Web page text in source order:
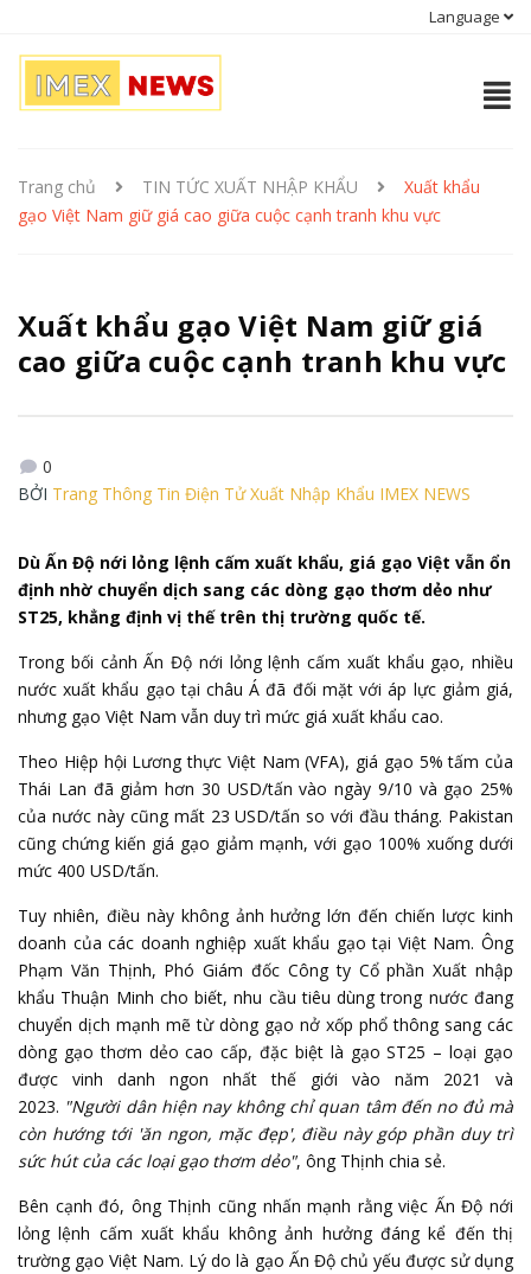
Language
Trang chủ TIN TỨC XUẤT NHẬP KHẨU
Xuất khẩu
gạo Việt Nam giữ giá cao giữa cuộc cạnh tranh khu vực
Xuất khẩu gạo Việt Nam giữ giá
cao giữa cuộc cạnh tranh khu vực
0
BỞI Trang Thông Tin Điện Tử Xuất Nhập Khẩu IMEX NEWS
Dù Ấn Độ nới lỏng lệnh cấm xuất khẩu, giá gạo Việt vẫn ổn
định nhờ chuyển dịch sang các dòng gạo thơm dẻo như
ST25, khẳng định vị thế trên thị trường quốc tế.
Trong bối cảnh Ấn Độ nới lỏng lệnh cấm xuất khẩu gạo, nhiều
nước xuất khẩu gạo tại châu Á đã đối mặt với áp lực giảm giá,
nhưng gạo Việt Nam vẫn duy trì mức giá xuất khẩu cao.
Theo Hiệp hội Lương thực Việt Nam (VFA), giá gạo 5% tấm của
Thái Lan đã giảm hơn 30 USD/tấn vào ngày 9/10 và gạo 25%
của nước này cũng mất 23 USD/tấn so với đầu tháng. Pakistan
cũng chứng kiến giá gạo giảm mạnh, với gạo 100% xuống dưới
mức 400 USD/tấn.
Tuy nhiên, điều này không ảnh hưởng lớn đến chiến lược kinh
doanh của các doanh nghiệp xuất khẩu gạo tại Việt Nam. Ông
Phạm Văn Thịnh, Phó Giám đốc Công ty Cổ phần Xuất nhập
khẩu Thuận Minh cho biết, nhu cầu tiêu dùng trong nước đang
chuyển dịch mạnh mẽ từ dòng gạo nở xốp phổ thông sang các
dòng gạo thơm dẻo cao cấp, đặc biệt là gạo ST25 – loại gạo
được vinh danh ngon nhất thế giới vào năm 2021 và
2023. "Người dân hiện nay không chỉ quan tâm đến no đủ mà
còn hướng tới 'ăn ngon, mặc đẹp', điều này góp phần duy trì
sức hút của các loại gạo thơm dẻo", ông Thịnh chia sẻ.
Bên cạnh đó, ông Thịnh cũng nhấn mạnh rằng việc Ấn Độ nới
lỏng lệnh cấm xuất khẩu không ảnh hưởng đáng kể đếnthị
trường gạo Việt Nam. Lý do là gạo Ấn Độ chủ yếu được sử dụng